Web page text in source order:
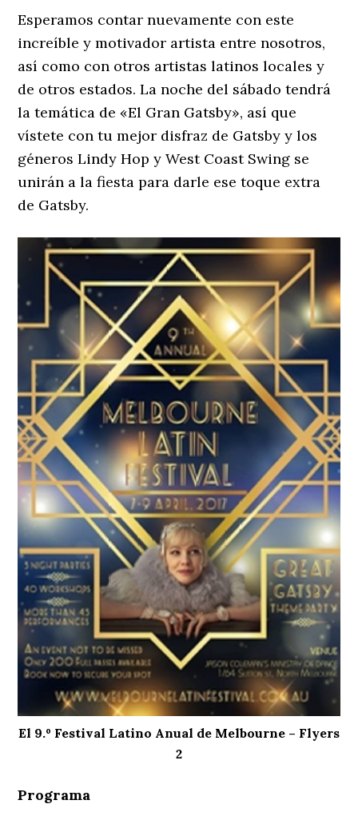
Esperamos contar nuevamente con este
increíble y motivador artista entre nosotros,
así como con otros artistas latinos locales y
de otros estados. La noche del sábado tendrá
la temática de «El Gran Gatsby», así que
vístete con tu mejor disfraz de Gatsby y los
géneros Lindy Hop y West Coast Swing se
unirán a la fiesta para darle ese toque extra
de Gatsby.
El 9.º Festival Latino Anual de Melbourne – Flyers
2
Programa